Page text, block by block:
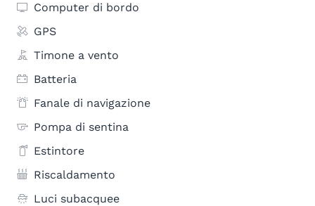
Computer di bordo
GPS
Timone a vento
Batteria
Fanale di navigazione
Pompa di sentina
Estintore
Riscaldamento
Luci subacquee